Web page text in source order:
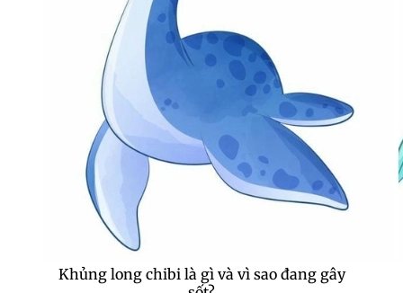
Khủng long chibi là gì và vì sao đang gây